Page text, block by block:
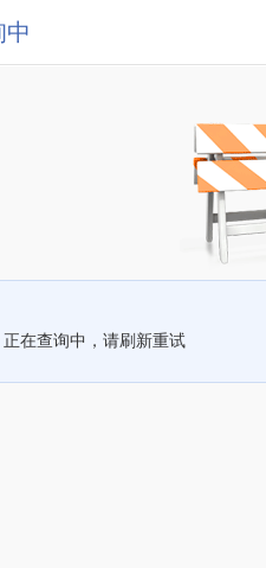
中
正在查询中，请刷新重试